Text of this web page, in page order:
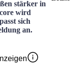
stärker in
wird
sich
an.